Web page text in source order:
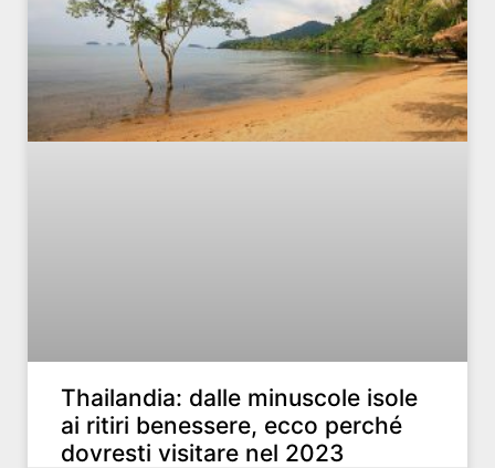
Thailandia: dalle minuscole isole
ai ritiri benessere, ecco perché
dovresti visitare nel 2023